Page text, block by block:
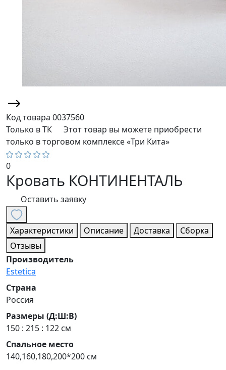
Код товара 0037560
Только в ТК
Этот товар вы можете приобрести
только в торговом комплексе «Три Кита»
0
Кровать КОНТИНЕНТАЛЬ
Оставить заявку
Характеристики Описание Доставка
Сборка
Отзывы
Производитель
Estetica
Страна
Россия
Размеры (Д:Ш:В)
150 : 215 : 122 см
Спальное место
140,160,180,200*200 см